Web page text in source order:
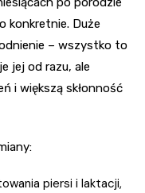
konkretnie. Duże
– wszystko to
jej od razu, ale
i większą skłonność
piersi i laktacji,